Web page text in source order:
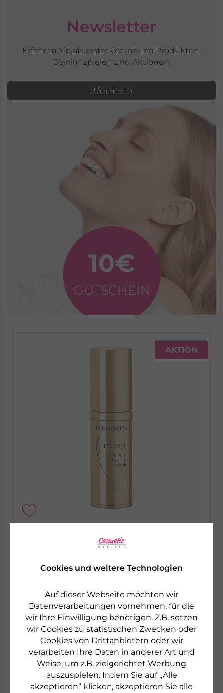
Cookies und weitere Technologien
Auf dieser Webseite möchten wir
Datenverarbeitungen vornehmen, für die
wir Ihre Einwilligung benötigen. Z.B. setzen
wir Cookies zu statistischen Zwecken oder
Cookies von Drittanbietern oder wir
verarbeiten Ihre Daten in anderer Art und
Weise, um z.B. zielgerichtet Werbung
auszuspielen. Indem Sie auf „Alle
akzeptieren“ klicken, akzeptieren Sie alle
Newsletter
Erfahren Sie als erster von neuen Produkten,
Gewinnspielen und Aktionen.
Abonnieren
AKTION
Hyaluron Augen-Pflege
€ 38,50 15 ml
€ 2.566,67 pro 1 l
sofort lieferbar
zum Produkt